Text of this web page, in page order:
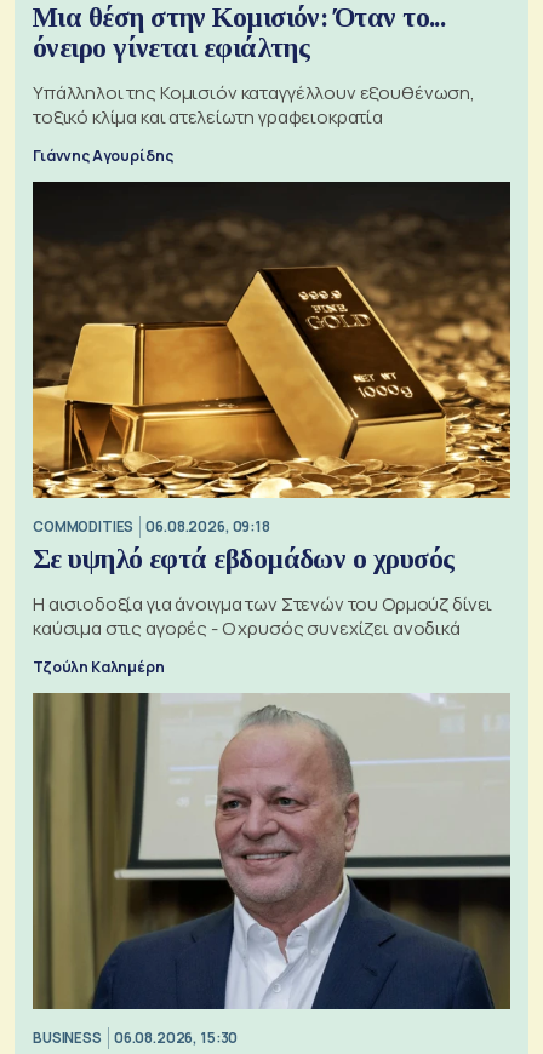
Μια θέση στην Κομισιόν: Όταν το...
όνειρο γίνεται εφιάλτης
Υπάλληλοι της Κομισιόν καταγγέλλουν εξουθένωση,
τοξικό κλίμα και ατελείωτη γραφειοκρατία
Γιάννης Αγουρίδης
COMMODITIES 06.08.2026, 09:18
Σε υψηλό εφτά εβδομάδων ο χρυσός
Η αισιοδοξία για άνοιγμα των Στενών του Ορμούζ δίνει
καύσιμα στις αγορές - Ο χρυσός συνεχίζει ανοδικά
Τζούλη Καλημέρη
BUSINESS 06.08.2026, 15:30